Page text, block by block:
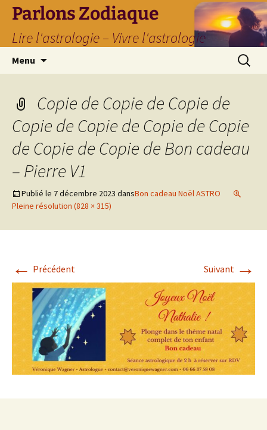
Parlons Zodiaque
Lire l'astrologie – Vivre l'astrologie
Menu
Copie de Copie de Copie de
Copie de Copie de Copie de Copie
de Copie de Copie de Bon cadeau
– Pierre V1
Publié le 7 décembre 2023 dansBon cadeau Noël ASTRO
Pleine résolution (828 × 315)
← Précédent Suivant →